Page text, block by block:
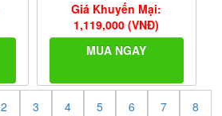
Giá Khuyến Mại:
1,119,000 (VNĐ)
MUA NGAY
2 3 4 5 6 7 8